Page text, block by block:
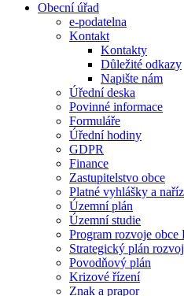
Obecní úřad
e-podatelna
Kontakt
Kontakty
Důležité odkazy
Napište nám
Úřední deska
Povinné informace
Formuláře
Úřední hodiny
GDPR
Finance
Zastupitelstvo obce
Platné vyhlášky a
Územní plán
Územní studie
Program rozvoje obce
Strategický plán
Povodňový plán
Krizové řízení
Znak a prapor